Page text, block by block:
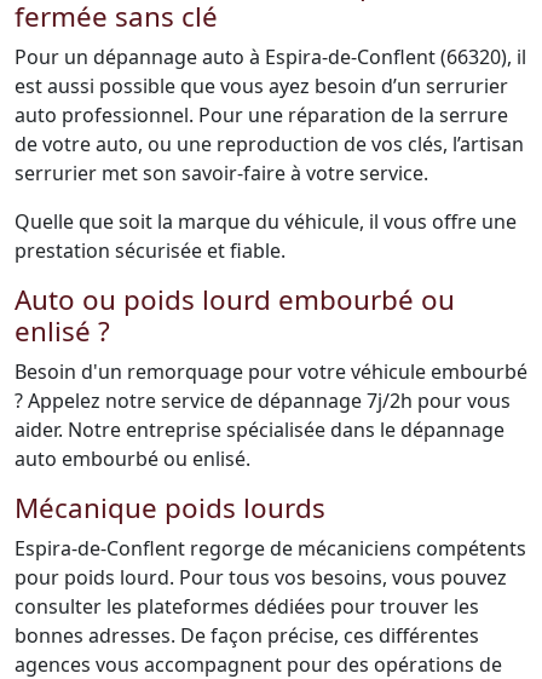
fermée sans clé
Pour un dépannage auto à Espira-de-Conflent (66320), il
est aussi possible que vous ayez besoin d’un serrurier
auto professionnel. Pour une réparation de la serrure
de votre auto, ou une reproduction de vos clés, l’artisan
serrurier met son savoir-faire à votre service.
Quelle que soit la marque du véhicule, il vous offre une
prestation sécurisée et fiable.
Auto ou poids lourd embourbé ou
enlisé ?
Besoin d'un remorquage pour votre véhicule embourbé
? Appelez notre service de dépannage 7j/2h pour vous
aider. Notre entreprise spécialisée dans le dépannage
auto embourbé ou enlisé.
Mécanique poids lourds
Espira-de-Conflent regorge de mécaniciens compétents
pour poids lourd. Pour tous vos besoins, vous pouvez
consulter les plateformes dédiées pour trouver les
bonnes adresses. De façon précise, ces différentes
agences vous accompagnent pour des opérations de